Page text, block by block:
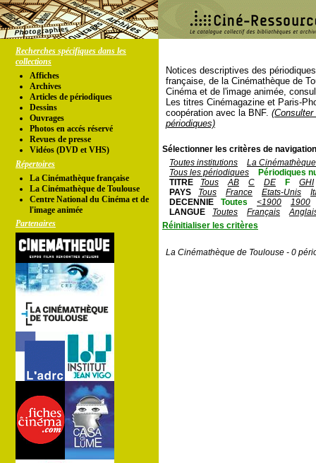
Recherches spécifiques dans les
collections
Affiches
Archives
Articles de périodiques
Dessins
Ouvrages
Photos en accés réservé
Revues de presse
Vidéos (DVD et VHS)
Répertoires
La Cinémathèque française
La Cinémathèque de Toulouse
Centre National du Cinéma et de
l'image animée
Partenaires
Notices descriptives des
française, de la Cinémathèque de
Cinéma et de l'image animée,
Les titres Cinémagazine et Paris-
coopération avec la BNF.
périodiques)
Sélectionner les critères de
Toutes institutions
La
Tous les périodiques
Périodiques
TITRE
Tous AB C DE F
GHI
PAYS
Tous France Etats-Unis
DECENNIE
Toutes <1900
1900
LANGUE
Toutes Français
Réinitialiser les critères
La Cinémathèque de Toulouse - 0